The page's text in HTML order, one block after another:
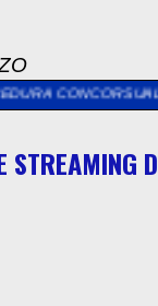
PER
STREAMING